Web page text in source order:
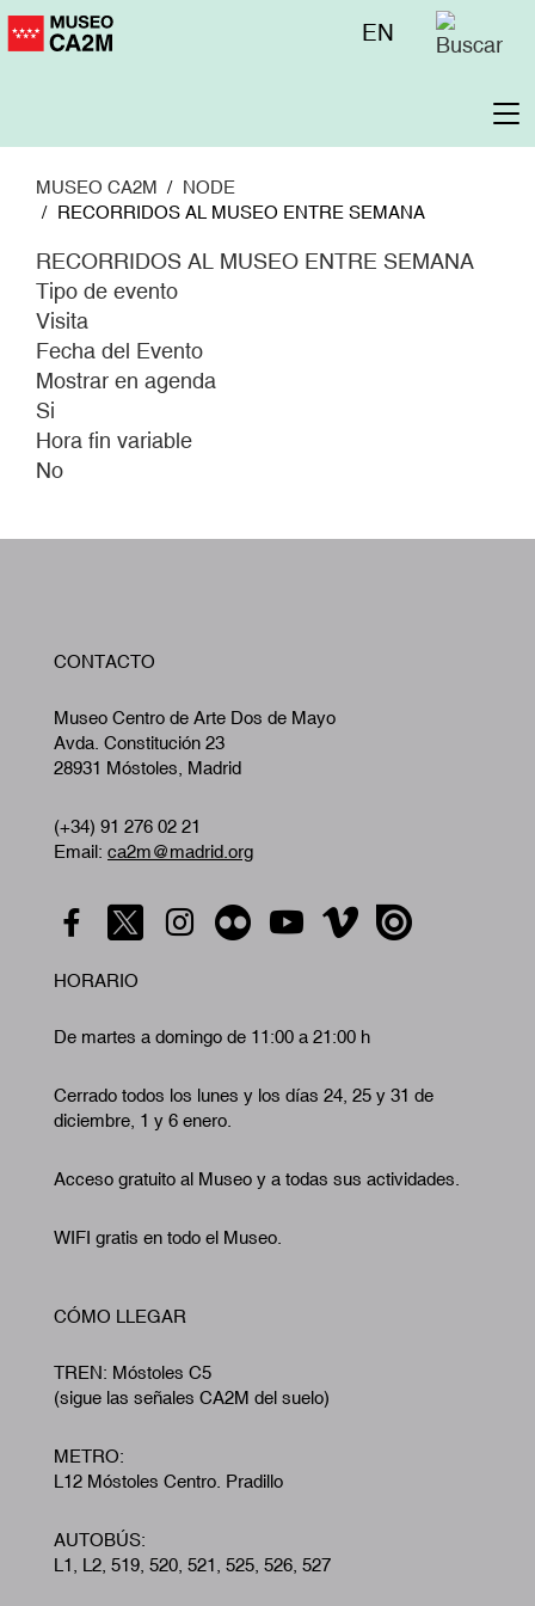
Pasar
Menú
EN
MUSEO CA2M
NODE
RECORRIDOS AL MUSEO ENTRE SEMANA
RECORRIDOS AL MUSEO ENTRE SEMANA
Tipo de evento
Visita
Fecha del Evento
Mostrar en agenda
Si
Hora fin variable
No
CONTACTO
Museo Centro de Arte Dos de Mayo
Avda. Constitución 23
28931 Móstoles, Madrid
(+34) 91 276 02 21
Email: ca2m@madrid.org
HORARIO
De martes a domingo de 11:00 a 21:00 h
Cerrado todos los lunes y los días 24, 25 y 31 de
diciembre, 1 y 6 enero.
Acceso gratuito al Museo y a todas sus actividades.
WIFI gratis en todo el Museo.
CÓMO LLEGAR
TREN: Móstoles C5
(sigue las señales CA2M del suelo)
METRO:
L12 Móstoles Centro. Pradillo
AUTOBÚS:
L1, L2, 519, 520, 521, 525, 526, 527